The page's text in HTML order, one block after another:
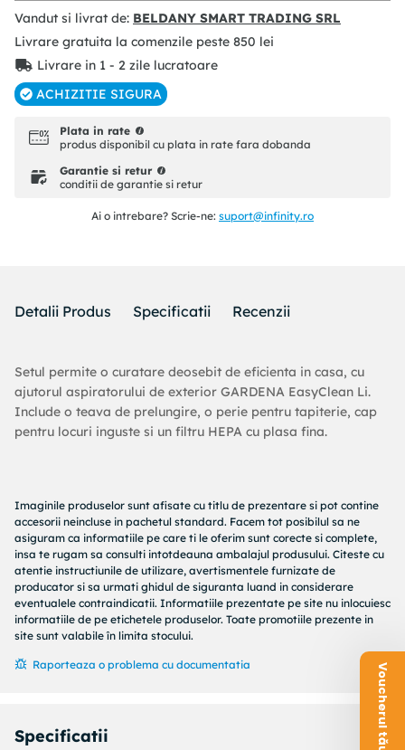
Vandut si livrat de: BELDANY SMART TRADING SRL
Livrare gratuita la comenzile peste 850 lei
Livrare in 1 - 2 zile lucratoare
ACHIZITIE SIGURA
Plata in rate
produs disponibil cu plata in rate fara dobanda
Garantie si retur
conditii de garantie si retur
Ai o intrebare? Scrie-ne: suport@infinity.ro
Detalii Produs Specificatii Recenzii
Setul permite o curatare deosebit de eficienta in casa, cu
ajutorul aspiratorului de exterior GARDENA EasyClean Li.
Include o teava de prelungire, o perie pentru tapiterie, cap
pentru locuri inguste si un filtru HEPA cu plasa fina.
Imaginile produselor sunt afisate cu titlu de prezentare si pot contine
accesorii neincluse in pachetul standard. Facem tot posibilul sa ne
asiguram ca informatiile pe care ti le oferim sunt corecte si complete,
insa te rugam sa consulti intotdeauna ambalajul produsului. Citeste cu
atentie instructiunile de utilizare, avertismentele furnizate de
producator si sa urmati ghidul de siguranta luand in considerare
eventualele contraindicatii. Informatiile prezentate pe site nu inlocuiesc
informatiile de pe etichetele produselor. Toate promotiile prezente in
site sunt valabile în limita stocului.
Raporteaza o problema cu documentatia
Specificatii